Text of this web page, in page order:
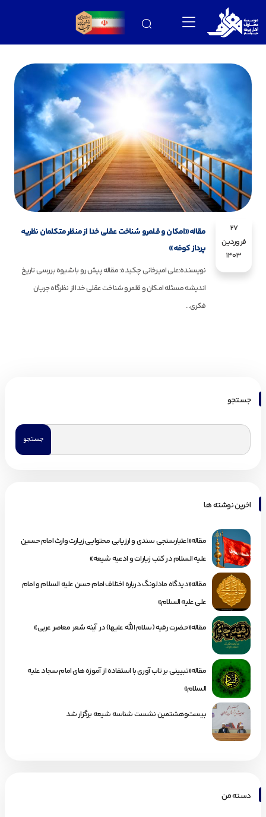
27
فروردین
1403
مقاله«امکان و قلمرو شناخت عقلی خدا از منظر متکلمان نظریه
پرداز کوفه»
نویسنده:علی امیرخانی چکیده: مقاله پیش رو با شیوه بررسی تاریخ
اندیشه مسئله امکان و قلمرو شناخت عقلی خدا از نظرگاه جریان
فکری...
جستجو
اخرین نوشته ها
مقاله«اعتبارسنجی سندی و ارزیابی محتوایی زیارت وارث امام حسین
علیه السلام در کتب زیارات و ادعیه شیعه»
مقاله«دیدگاه مادلونگ درباره اختلاف امام حسن علیه السلام و امام
علی علیه السلام»
مقاله«حضرت رقیه (سلام الله علیها) در آینه شعر معاصر عربی»
مقاله«تبیینی بر تاب آوری با استفاده از آموزه های امام سجاد علیه
السلام»
بیست‌وهشتمین نشست شناسه شیعه برگزار شد
دسته من